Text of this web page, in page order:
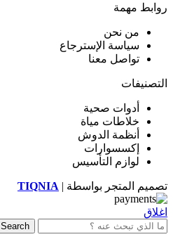
روابط مهمة
من نحن
سياسة الإسترجاع
تواصل معنا
التصنيفات
أدوات صحية
خلاطات مياة
أنظمة الدوش
إكسسوارات
لوازم التأسيس
تصميم المتجر بواسطة | TIQNIA
اغلاق
Search